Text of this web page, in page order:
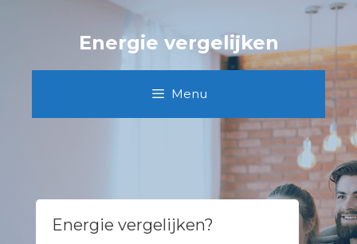
Energie vergelijken
Menu
Energie vergelijken?